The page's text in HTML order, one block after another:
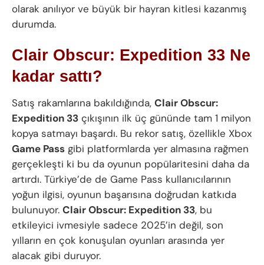
olarak anılıyor ve büyük bir hayran kitlesi kazanmış
durumda.
Clair Obscur: Expedition 33 Ne
kadar sattı?
Satış rakamlarına bakıldığında, Clair Obscur:
Expedition 33 çıkışının ilk üç gününde tam 1 milyon
kopya satmayı başardı. Bu rekor satış, özellikle Xbox
Game Pass gibi platformlarda yer almasına rağmen
gerçekleşti ki bu da oyunun popülaritesini daha da
artırdı. Türkiye’de de Game Pass kullanıcılarının
yoğun ilgisi, oyunun başarısına doğrudan katkıda
bulunuyor. Clair Obscur: Expedition 33, bu
etkileyici ivmesiyle sadece 2025’in değil, son
yılların en çok konuşulan oyunları arasında yer
alacak gibi duruyor.